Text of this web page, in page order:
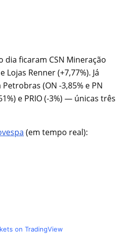
dia ficaram CSN Mineração
Lojas Renner (+7,77%). Já
(ON -3,85% e PN
e PRIO (-3%) — únicas três
(em tempo real):
on TradingView